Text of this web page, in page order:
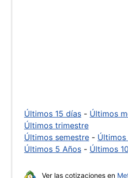
Últimos 15 días - Últimos
Últimos trimestre
Últimos semestre - Últimos
Últimos 5 Años - Últimos
Ver las cotizaciones en